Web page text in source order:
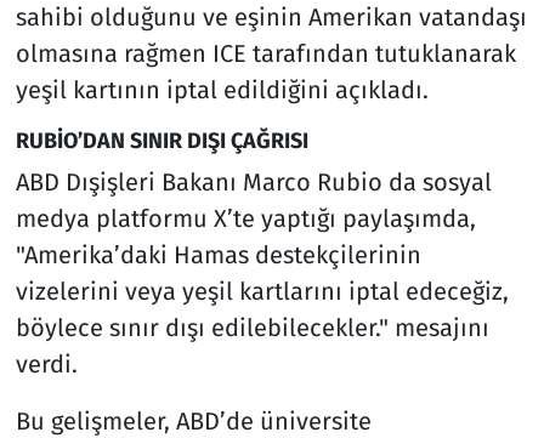
sahibi olduğunu ve eşinin Amerikan vatandaşı
olmasına rağmen ICE tarafından tutuklanarak
yeşil kartının iptal edildiğini açıkladı.
RUBİO’DAN SINIR DIŞI ÇAĞRISI
ABD Dışişleri Bakanı Marco Rubio da sosyal
medya platformu X’te yaptığı paylaşımda,
"Amerika’daki Hamas destekçilerinin
vizelerini veya yeşil kartlarını iptal edeceğiz,
böylece sınır dışı edilebilecekler." mesajını
verdi.
Bu gelişmeler, ABD’de üniversite